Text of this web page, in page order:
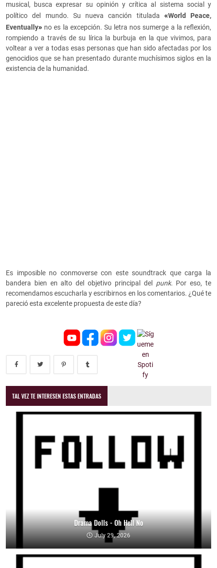
musical, busca expresar su opinión y crítica al sistema social y
político del mundo. Su nueva canción titulada «World Peace,
Eventually» no es la excepción. Su letra nos sumerge a la reflexión,
rompiendo a través de su lírica la burbuja en la que vivimos, para
voltear a ver a todas esas personas que han sido afectadas por los
genocidios que se han presentado durante muchísimos siglos en la
existencia de la humanidad.
Es imposible no conmoverse con este soundtrack que carga la
bandera bien en alto del objetivo principal del punk. Por eso, te
recomendamos escucharla y escribirnos en los comentarios. ¿Qué te
pareció esta excelente propuesta de este día?
TAL VEZ TE INTERESEN ESTAS ENTRADAS
Drama Dolls - Oh Hell No
July 29, 2026